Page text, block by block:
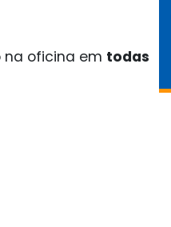
na oficina em todas